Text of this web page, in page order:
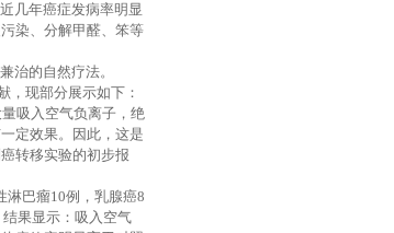
几年癌症发病率明显
染、分解甲醛、笨等
治的自然疗法。
，现部分展示如下：
吸入空气负离子，绝
定效果。因此，这是
转移实验的初步报
淋巴瘤10例，乳腺癌8
果显示：吸入空气